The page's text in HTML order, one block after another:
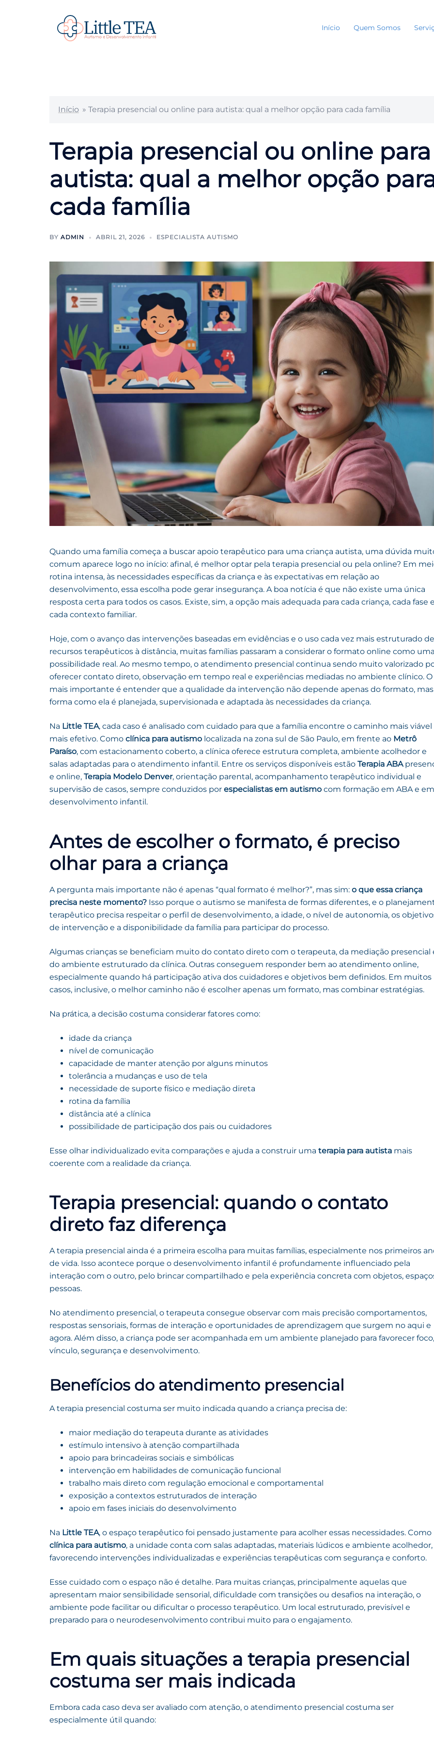
Início Quem Somos
Início » Terapia presencial ou online para autista: qual a melhor opção para cada família
Terapia presencial ou online para
autista: qual a melhor opção
cada família
BY ADMIN ABRIL 21, 2026 ESPECIALISTA AUTISMO
Quando uma família começa a buscar apoio terapêutico para uma criança autista, uma dúvida
comum aparece logo no início: afinal, é melhor optar pela terapia presencial ou pela online? Em
rotina intensa, às necessidades específicas da criança e às expectativas em relação ao
desenvolvimento, essa escolha pode gerar insegurança. A boa notícia é que não existe uma única
resposta certa para todos os casos. Existe, sim, a opção mais adequada para cada criança, cada fase e
cada contexto familiar.
Hoje, com o avanço das intervenções baseadas em evidências e o uso cada vez mais estruturado de
recursos terapêuticos à distância, muitas famílias passaram a considerar o formato online como uma
possibilidade real. Ao mesmo tempo, o atendimento presencial continua sendo muito valorizado
oferecer contato direto, observação em tempo real e experiências mediadas no ambiente clínico. O
mais importante é entender que a qualidade da intervenção não depende apenas do formato,
forma como ela é planejada, supervisionada e adaptada às necessidades da criança.
Na Little TEA, cada caso é analisado com cuidado para que a família encontre o caminho mais viável
mais efetivo. Como clínica para autismo localizada na zona sul de São Paulo, em frente ao Metrô
Paraíso, com estacionamento coberto, a clínica oferece estrutura completa, ambiente acolhedor e
salas adaptadas para o atendimento infantil. Entre os serviços disponíveis estão Terapia ABA
e online, Terapia Modelo Denver, orientação parental, acompanhamento terapêutico individual e
supervisão de casos, sempre conduzidos por especialistas em autismo com formação em ABA e em
desenvolvimento infantil.
Antes de escolher o formato, é preciso
olhar para a criança
A pergunta mais importante não é apenas “qual formato é melhor?”, mas sim: o que essa criança
precisa neste momento? Isso porque o autismo se manifesta de formas diferentes, e o
terapêutico precisa respeitar o perfil de desenvolvimento, a idade, o nível de autonomia, os
de intervenção e a disponibilidade da família para participar do processo.
Algumas crianças se beneficiam muito do contato direto com o terapeuta, da mediação presencial
do ambiente estruturado da clínica. Outras conseguem responder bem ao atendimento online,
especialmente quando há participação ativa dos cuidadores e objetivos bem definidos. Em muitos
casos, inclusive, o melhor caminho não é escolher apenas um formato, mas combinar estratégias.
Na prática, a decisão costuma considerar fatores como:
idade da criança
nível de comunicação
capacidade de manter atenção por alguns minutos
tolerância a mudanças e uso de tela
necessidade de suporte físico e mediação direta
rotina da família
distância até a clínica
possibilidade de participação dos pais ou cuidadores
Esse olhar individualizado evita comparações e ajuda a construir uma terapia para autista mais
coerente com a realidade da criança.
Terapia presencial: quando o contato
direto faz diferença
A terapia presencial ainda é a primeira escolha para muitas famílias, especialmente nos primeiros
de vida. Isso acontece porque o desenvolvimento infantil é profundamente influenciado pela
interação com o outro, pelo brincar compartilhado e pela experiência concreta com objetos,
pessoas.
No atendimento presencial, o terapeuta consegue observar com mais precisão comportamentos,
respostas sensoriais, formas de interação e oportunidades de aprendizagem que surgem no aqui e
agora. Além disso, a criança pode ser acompanhada em um ambiente planejado para favorecer foco,
vínculo, segurança e desenvolvimento.
Benefícios do atendimento presencial
A terapia presencial costuma ser muito indicada quando a criança precisa de:
maior mediação do terapeuta durante as atividades
estímulo intensivo à atenção compartilhada
apoio para brincadeiras sociais e simbólicas
intervenção em habilidades de comunicação funcional
trabalho mais direto com regulação emocional e comportamental
exposição a contextos estruturados de interação
apoio em fases iniciais do desenvolvimento
Na Little TEA, o espaço terapêutico foi pensado justamente para acolher essas necessidades. Como
clínica para autismo, a unidade conta com salas adaptadas, materiais lúdicos e ambiente acolhedor,
favorecendo intervenções individualizadas e experiências terapêuticas com segurança e conforto.
Esse cuidado com o espaço não é detalhe. Para muitas crianças, principalmente aquelas que
apresentam maior sensibilidade sensorial, dificuldade com transições ou desafios na interação, o
ambiente pode facilitar ou dificultar o processo terapêutico. Um local estruturado, previsível e
preparado para o neurodesenvolvimento contribui muito para o engajamento.
Em quais situações a terapia presencial
costuma ser mais indicada
Embora cada caso deva ser avaliado com atenção, o atendimento presencial costuma ser
especialmente útil quando: